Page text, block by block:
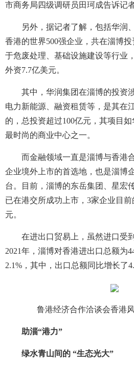
市商务局四级调研员田珂成告诉记者
另外，据记者了解，包括华润、
香港的世界500强企业，共在淄博
于危废处理、基础设施建设等行业
外资7.7亿美元。
其中，华润集团在淄博的投资涉
电力新能源、融资租赁等，是其在
的，总投资超过100亿元，其项目
最时尚的商业中心之一。
而金融领域一直是淄博与香港
企业境外上市的首选地，也是淄博
台。目前，淄博的东岳集团、星宏
已在港交所成功上市，3家企业目
元。
在进出口贸易上，虽然进口受
2021年，淄博对香港进出口总额为
2.1%，其中，出口总额同比增长了
鲁港经济合作洽谈会香港风
助淄“港力”
绿水青山间的 “生态光大”